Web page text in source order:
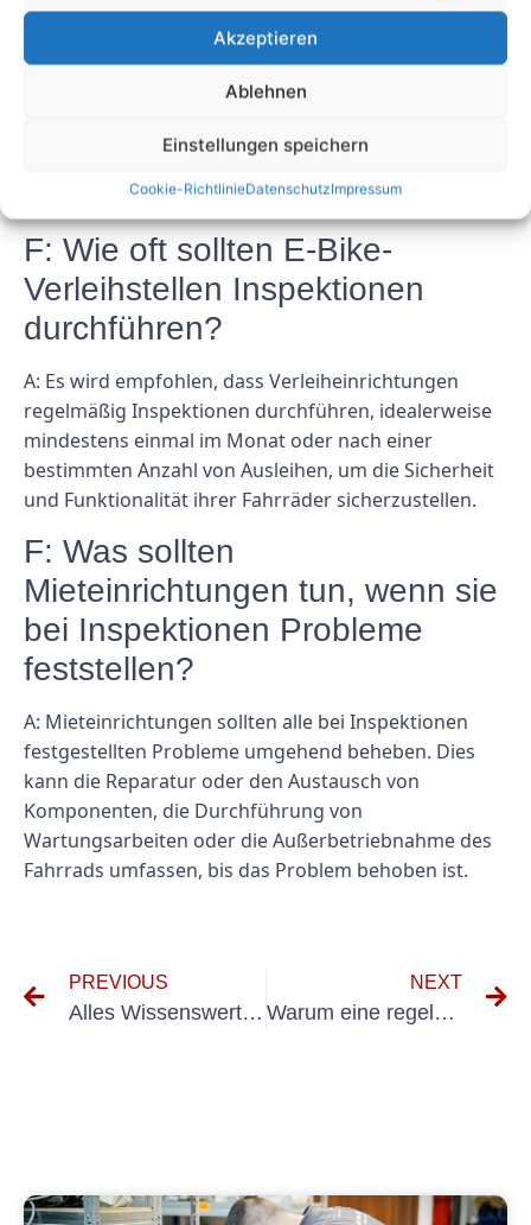
Akzeptieren
Ablehnen
Einstellungen speichern
Cookie-RichtlinieDatenschutzImpressum
Inspektionen und die schnelle Behebung etwaiger
Probleme können Verleiheinrichtungen den Fahrern
ein zuverlässiges und angenehmes Erlebnis bieten
und gleichzeitig die Lebensdauer ihrer Fahrräder
F: Wie oft sollten E-Bike-
Verleihstellen Inspektionen
durchführen?
A: Es wird empfohlen, dass Verleiheinrichtungen
regelmäßig Inspektionen durchführen, idealerweise
mindestens einmal im Monat oder nach einer
bestimmten Anzahl von Ausleihen, um die Sicherheit
und Funktionalität ihrer Fahrräder sicherzustellen.
F: Was sollten
Mieteinrichtungen tun, wenn sie
bei Inspektionen Probleme
feststellen?
A: Mieteinrichtungen sollten alle bei Inspektionen
festgestellten Probleme umgehend beheben. Dies
kann die Reparatur oder den Austausch von
Komponenten, die Durchführung von
Wartungsarbeiten oder die Außerbetriebnahme des
Fahrrads umfassen, bis das Problem behoben ist.
PREVIOUS
Alles Wissenswerte zur DGUV V3-Prüfung für den Fahrradverleih
NEXT
Warum eine regelmäßige Elektroprüfung für öffentliche Verkehrssysteme unerlässlich ist